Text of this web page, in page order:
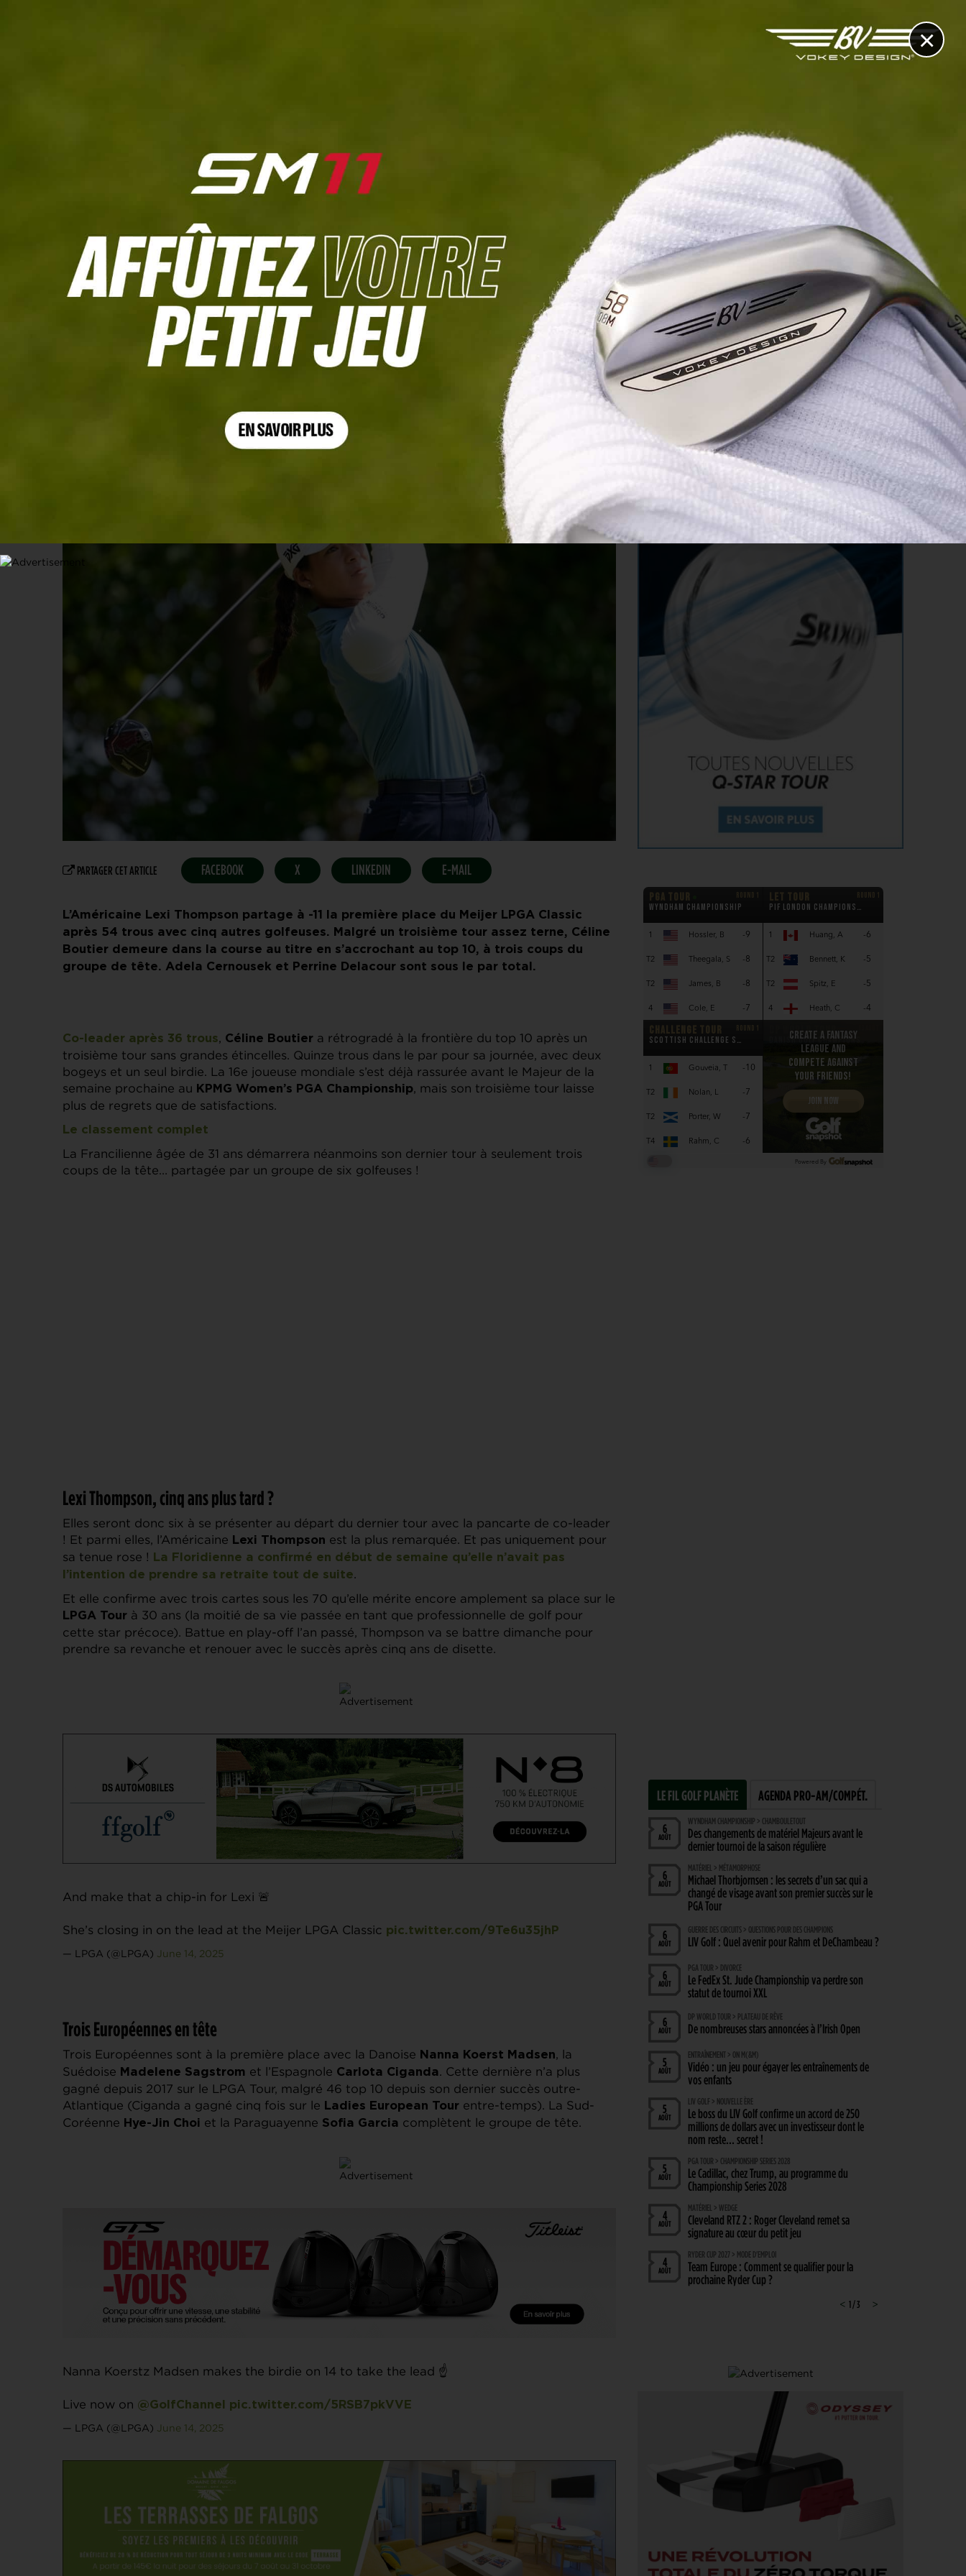
×
Céline Boutier reste dans le coup derrière Lexi Thompson
PARTAGER CET ARTICLE FACEBOOK X LINKEDIN E-MAIL
L’Américaine Lexi Thompson partage à -11 la première place du Meijer LPGA Classic
après 54 trous avec cinq autres golfeuses. Malgré un troisième tour assez terne, Céline
Boutier demeure dans la course au titre en s’accrochant au top 10, à trois coups du
groupe de tête. Adela Cernousek et Perrine Delacour sont sous le par total.
Co-leader après 36 trous, Céline Boutier a rétrogradé à la frontière du top 10 après un
troisième tour sans grandes étincelles. Quinze trous dans le par pour sa journée, avec deux
bogeys et un seul birdie. La 16e joueuse mondiale s’est déjà rassurée avant le Majeur de la
semaine prochaine au KPMG Women’s PGA Championship, mais son troisième tour laisse
plus de regrets que de satisfactions.
Le classement complet
La Francilienne âgée de 31 ans démarrera néanmoins son dernier tour à seulement trois
coups de la tête… partagée par un groupe de six golfeuses !
Lexi Thompson, cinq ans plus tard ?
Elles seront donc six à se présenter au départ du dernier tour avec la pancarte de co-leader
! Et parmi elles, l’Américaine Lexi Thompson est la plus remarquée. Et pas uniquement pour
sa tenue rose !
La Floridienne a confirmé en début de semaine qu’elle n’avait pas
l’intention de prendre sa retraite tout de suite.
Et elle confirme avec trois cartes sous les 70 qu’elle mérite encore amplement sa place sur le
LPGA Tour à 30 ans (la moitié de sa vie passée en tant que professionnelle de golf pour
cette star précoce). Battue en play-off l’an passé, Thompson va se battre dimanche pour
prendre sa revanche et renouer avec le succès après cinq ans de disette.
And make that a chip-in for Lexi 🚨
She’s closing in on the lead at the Meijer LPGA Classic pic.twitter.com/9Te6u35jhP
— LPGA (@LPGA) June 14, 2025
Trois Européennes en tête
Trois Européennes sont à la première place avec la Danoise Nanna Koerst Madsen, la
Suédoise Madelene Sagstrom et l’Espagnole Carlota Ciganda. Cette dernière n’a plus
gagné depuis 2017 sur le LPGA Tour, malgré 46 top 10 depuis son dernier succès outre-
Atlantique (Ciganda a gagné cinq fois sur le Ladies European Tour entre-temps). La Sud-
Coréenne Hye-Jin Choi et la Paraguayenne Sofia Garcia complètent le groupe de tête.
Nanna Koerstz Madsen makes the birdie on 14 to take the lead ☝️
Live now on @GolfChannel pic.twitter.com/5RSB7pkVVE
— LPGA (@LPGA) June 14, 2025
LE FIL GOLF PLANÈTE AGENDA PRO-AM/COMPÉT.
6
AOÛT
WYNDHAM CHAMPIONSHIP > CHAMBOULETOUT
Des changements de matériel Majeurs avant le
dernier tournoi de la saison régulière
6
AOÛT
MATÉRIEL > MÉTAMORPHOSE
Michael Thorbjornsen : les secrets d’un sac qui a
changé de visage avant son premier succès sur le
PGA Tour
6
AOÛT
GUERRE DES CIRCUITS > QUESTIONS POUR DES CHAMPIONS
LIV Golf : Quel avenir pour Rahm et DeChambeau ?
6
AOÛT
PGA TOUR > DIVORCE
Le FedEx St. Jude Championship va perdre son
statut de tournoi XXL
6
AOÛT
DP WORLD TOUR > PLATEAU DE RÊVE
De nombreuses stars annoncées à l’Irish Open
5
AOÛT
ENTRAÎNEMENT > ON M(&M)
Vidéo : un jeu pour égayer les entraînements de
vos enfants
5
AOÛT
LIV GOLF > NOUVELLE ÈRE
Le boss du LIV Golf confirme un accord de 250
millions de dollars avec un investisseur dont le
nom reste… secret !
5
AOÛT
PGA TOUR > CHAMPIONSHIP SERIES 2028
Le Cadillac, chez Trump, au programme du
Championship Series 2028
4
AOÛT
MATÉRIEL > WEDGE
Cleveland RTZ 2 : Roger Cleveland remet sa
signature au cœur du petit jeu
4
AOÛT
RYDER CUP 2027 > MODE D'EMPLOI
Team Europe : Comment se qualifier pour la
prochaine Ryder Cup ?
L’Évian Resort Golf Club Academy célèbre 20 ans
Etiquette : ne cherchez pas d’excuse, tout le monde
Solheim Cup 2026 : ces cinq joueuses qui restent à
quai malgré leur candidature
4
SOLHEIM CUP 2026 > QUALIFIÉES !
Angel Yin et Jennifer Kupcho rejoignent Nelly
Korda dans la liste des qualifiées pour la Solheim
4
AOÛT
Qui est Tommy Morrison, la nouvelle pépite qui
s’apprête à débarquer sur le PGA Tour ?
< >
1 / 3